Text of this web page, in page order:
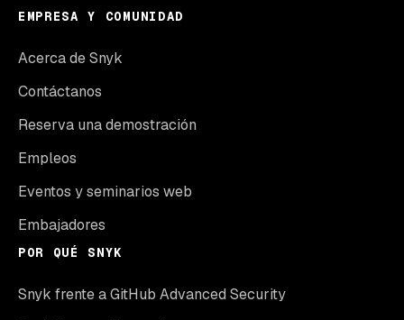
EMPRESA Y COMUNIDAD
Acerca de Snyk
Contáctanos
Reserva una demostración
Empleos
Eventos y seminarios web
Embajadores
POR QUÉ SNYK
Snyk frente a GitHub Advanced Security